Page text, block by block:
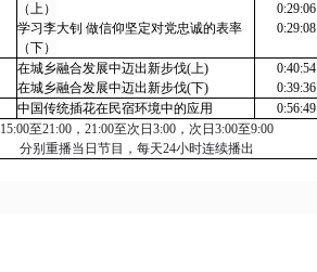
（上）
学习李大钊 做信仰坚定对党忠诚的表率
（下）
0:29:06
0:29:08
在城乡融合发展中迈出新步伐(上)
在城乡融合发展中迈出新步伐(下)
0:40:54
0:39:36
中国传统插花在民宿环境中的应用 0:56:49
15:00至21:00， 21:00至次日 3:00，次日 3:00至9:00
分别重播当日节目，每天24小时连续播出